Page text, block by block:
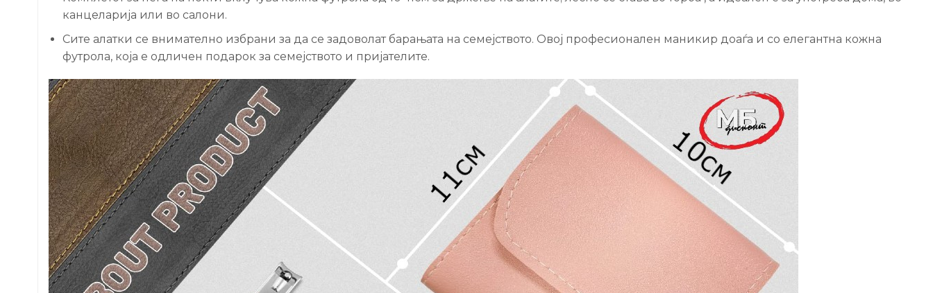
канцеларија или во салони.
Сите алатки се внимателно избрани за да се задоволат барањата на семејството. Овој професионален маникир доаѓа и со елегантна кожна
футрола, која е одличен подарок за семејството и пријателите.